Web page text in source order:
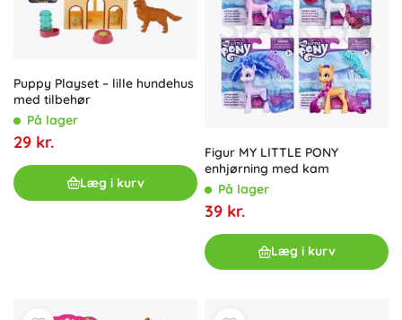
Puppy Playset – lille hundehus
med tilbehør
På lager
29 kr.
Læg i kurv
Figur MY LITTLE PONY
enhjørning med kam
På lager
39 kr.
Læg i kurv